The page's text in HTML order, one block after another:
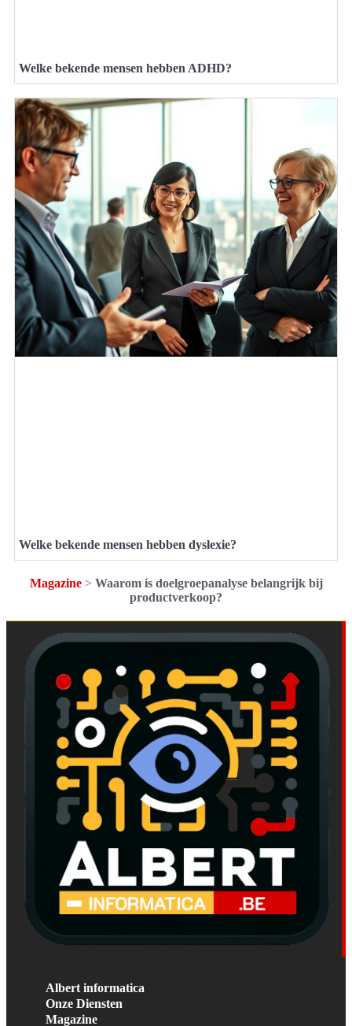
Welke bekende mensen hebben ADHD?
Welke bekende mensen hebben dyslexie?
Magazine> Waarom is doelgroepanalyse belangrijk bij
productverkoop?
Albert informatica
Onze Diensten
Magazine